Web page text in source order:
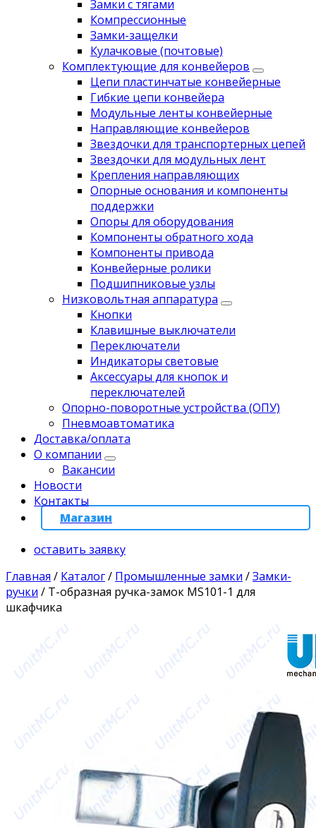
Замки с тягами
Компрессионные
Замки-защелки
Кулачковые (почтовые)
Комплектующие для конвейеров
Цепи пластинчатые конвейерные
Гибкие цепи конвейера
Модульные ленты конвейерные
Направляющие конвейеров
Звездочки для транспортерных цепей
Звездочки для модульных лент
Крепления направляющих
Опорные основания и компоненты
поддержки
Опоры для оборудования
Компоненты обратного хода
Компоненты привода
Koнвейерныe pолики
Подшипниковые узлы
Низковольтная аппаратура
Кнопки
Клавишные выключатели
Переключатели
Индикаторы световые
Аксессуары для кнопок и
переключателей
Опорно-поворотные устройства (ОПУ)
Пневмоавтоматика
Доставка/оплата
О компании
Вакансии
Новости
Контакты
Магазин
оставить заявку
Главная / Каталог/ Промышленные замки /Замки-
ручки / Т-образная ручка-замок MS101-1 для
шкафчика